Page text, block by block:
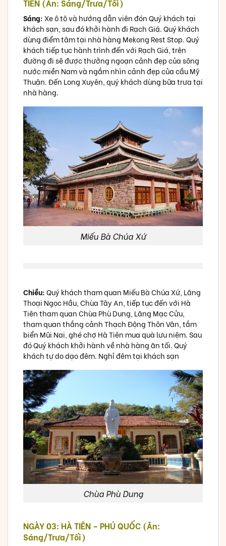
TIÊN (Ăn: Sáng/Trưa/Tối)
Sáng:Xe ô tô và hướng dẫn viên đón Quý khách tại
khách sạn, sau đó khởi hành đi Rạch Giá. Quý khách
dùng điểm tâm tại nhà hàng Mekong Rest Stop. Quý
khách tiếp tục hành trình đến với Rạch Giá, trên
đường đi sẽ được thưởng ngoạn cảnh đẹp của sông
nước miền Nam và ngắm nhìn cảnh đẹp của cầu Mỹ
Thuận. Đến Long Xuyên, quý khách dùng bữa trưa tại
nhà hàng.
Miếu Bà Chúa Xứ
Chiều:Quý khách tham quan Miếu Bà Chúa Xứ, Lăng
Thoại Ngọc Hầu, Chùa Tây An, tiếp tục đến với Hà
Tiên tham quan Chùa Phù Dung, Lăng Mạc Cửu,
tham quan thắng cảnh Thạch Động Thôn Vân, tắm
biển Mũi Nai, ghé chợ Hà Tiên mua quà lưu niệm. Sau
đó Quý khách khởi hành về nhà hàng ăn tối. Quý
khách tự do dạo đêm. Nghỉ đêm tại khách sạn
Chùa Phù Dung
NGÀY 03: HÀ TIÊN – PHÚ QUỐC (Ăn:
Sáng/Trưa/Tối)